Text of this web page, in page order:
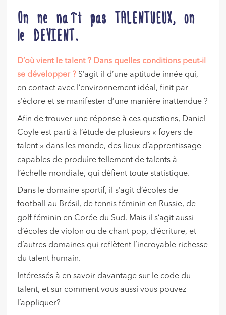
On ne naît pas TALENTUEUX, on
le DEVIENT.
D’où vient le talent ? Dans quelles conditions peut-il
se développer ? S’agit-il d’une aptitude innée qui,
en contact avec l’environnement idéal, finit par
s’éclore et se manifester d’une manière inattendue ?
Afin de trouver une réponse à ces questions, Daniel
Coyle est parti à l’étude de plusieurs « foyers de
talent » dans les monde, des lieux d’apprentissage
capables de produire tellement de talents à
l’échelle mondiale, qui défient toute statistique.
Dans le domaine sportif, il s’agit d’écoles de
football au Brésil, de tennis féminin en Russie, de
golf féminin en Corée du Sud. Mais il s’agit aussi
d’écoles de violon ou de chant pop, d’écriture, et
d’autres domaines qui reflètent l’incroyable richesse
du talent humain.
Intéressés à en savoir davantage sur le code du
talent, et sur comment vous aussi vous pouvez
l’appliquer?